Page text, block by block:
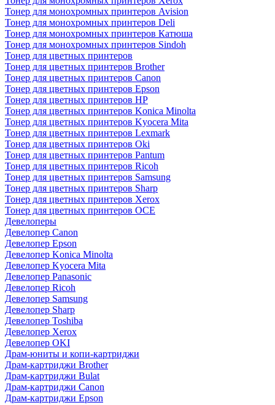
Тонер для монохромных принтеров Avision
Тонер для монохромных принтеров Deli
Тонер для монохромных принтеров Катюша
Тонер для монохромных принтеров Sindoh
Тонер для цветных принтеров
Тонер для цветных принтеров Brother
Тонер для цветных принтеров Canon
Тонер для цветных принтеров Epson
Тонер для цветных принтеров HP
Тонер для цветных принтеров Konica Minolta
Тонер для цветных принтеров Kyocera Mita
Тонер для цветных принтеров Lexmark
Тонер для цветных принтеров Oki
Тонер для цветных принтеров Pantum
Тонер для цветных принтеров Ricoh
Тонер для цветных принтеров Samsung
Тонер для цветных принтеров Sharp
Тонер для цветных принтеров Xerox
Тонер для цветных принтеров OCE
Девелоперы
Девелопер Canon
Девелопер Epson
Девелопер Konica Minolta
Девелопер Kyocera Mita
Девелопер Panasonic
Девелопер Ricoh
Девелопер Samsung
Девелопер Sharp
Девелопер Toshiba
Девелопер Xerox
Девелопер OKI
Драм-юниты и копи-картриджи
Драм-картриджи Brother
Драм-картриджи Bulat
Драм-картриджи Canon
Драм-картриджи Epson